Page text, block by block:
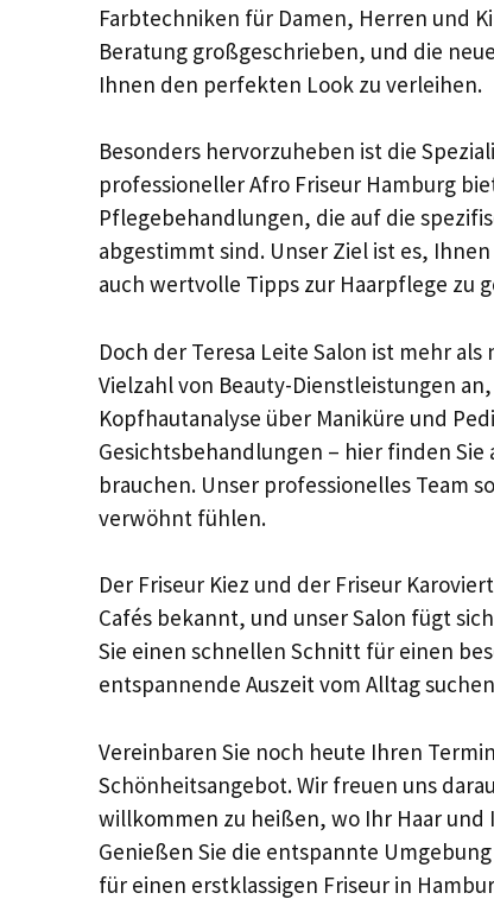
Farbtechniken für Damen, Herren und
Beratung großgeschrieben, und die
Ihnen den perfekten Look zu verleihen.
Besonders hervorzuheben ist die
professioneller Afro Friseur Hamburg
Pflegebehandlungen, die auf die
abgestimmt sind. Unser Ziel ist es,
auch wertvolle Tipps zur Haarpflege zu
Doch der Teresa Leite Salon ist mehr
Vielzahl von Beauty-Dienstleistungen
Kopfhautanalyse über Maniküre und
Gesichtsbehandlungen – hier finden
brauchen. Unser professionelles Team
verwöhnt fühlen.
Der Friseur Kiez und der Friseur
Cafés bekannt, und unser Salon fügt
Sie einen schnellen Schnitt für einen
entspannende Auszeit vom Alltag
Vereinbaren Sie noch heute Ihren
Schönheitsangebot. Wir freuen uns
willkommen zu heißen, wo Ihr Haar
Genießen Sie die entspannte
für einen erstklassigen Friseur in